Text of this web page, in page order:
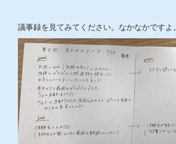
議事録を見てみてください。なかなかですよ。